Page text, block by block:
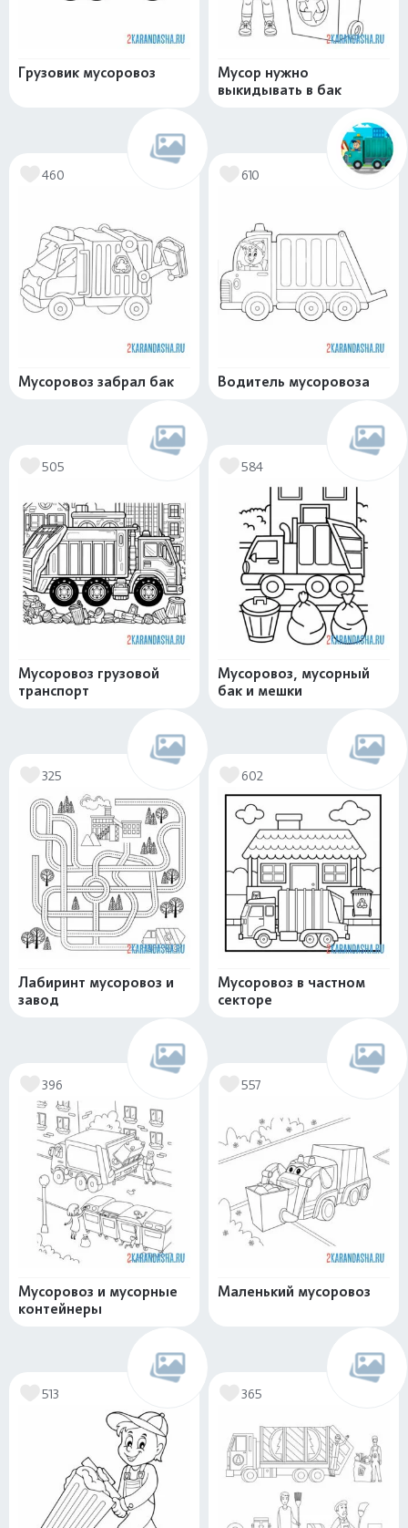
Грузовик мусоровоз
Мусор нужно
выкидывать в бак
460
Мусоровоз забрал бак
610
Водитель мусоровоза
505
Мусоровоз грузовой
транспорт
584
Мусоровоз, мусорный
бак и мешки
325
Лабиринт мусоровоз и
завод
602
Мусоровоз в частном
секторе
396
Мусоровоз и мусорные
контейнеры
557
Маленький мусоровоз
513 365